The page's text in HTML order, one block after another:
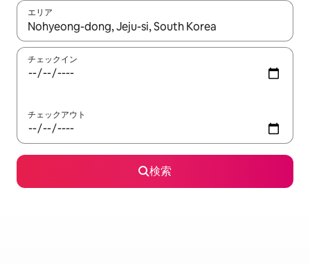
エリア
検索結果が表示されたら、上下の矢印キーを使って移動するか
チェックイン
チェックアウト
検索